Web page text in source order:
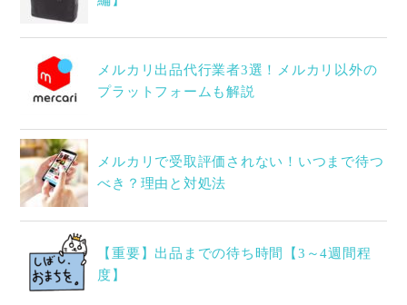
メルカリ出品代行業者3選！メルカリ以外の
プラットフォームも解説
メルカリで受取評価されない！いつまで待つ
べき？理由と対処法
【重要】出品までの待ち時間【3～4週間程
度】